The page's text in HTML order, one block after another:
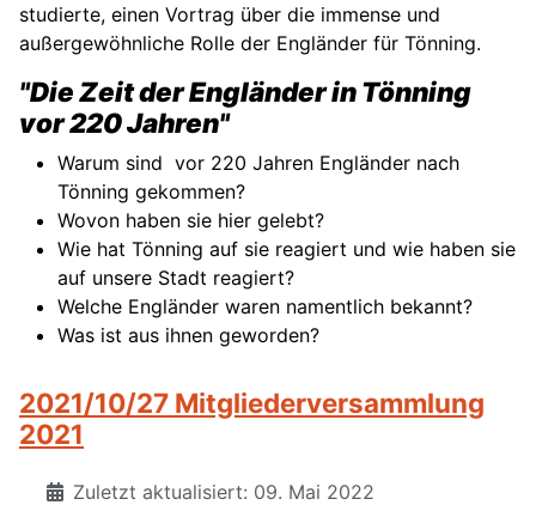
studierte, einen Vortrag über die immense und
außergewöhnliche Rolle der Engländer für Tönning.
"Die Zeit der Engländer in Tönning
vor 220 Jahren"
Warum sind vor 220 Jahren Engländer nach
Tönning gekommen?
Wovon haben sie hier gelebt?
Wie hat Tönning auf sie reagiert und wie haben sie
auf unsere Stadt reagiert?
Welche Engländer waren namentlich bekannt?
Was ist aus ihnen geworden?
2021/10/27 Mitgliederversammlung
2021
Zuletzt aktualisiert: 09. Mai 2022